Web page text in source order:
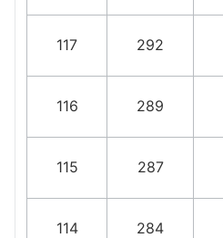
117 292
116 289
115 287
114 284